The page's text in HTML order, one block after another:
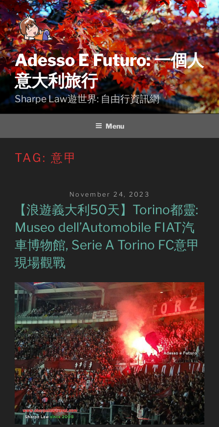
Skip
to
content
Adesso E Futuro: 一個人
意大利旅行
Sharpe Law遊世界: 自由行資訊網
Menu
TAG: 意甲
Posted
on
November 24, 2023
【浪遊義大利50天】Torino都靈:
Museo dell’Automobile FIAT汽
車博物館, Serie A Torino FC意甲
現場觀戰